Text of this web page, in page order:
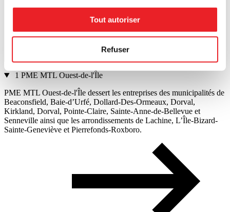
Tout autoriser
Refuser
1 PME MTL Ouest-de-l'Île
PME MTL Ouest-de-l'Île dessert les entreprises des municipalités de
Beaconsfield, Baie-d’Urfé, Dollard-Des-Ormeaux, Dorval,
Kirkland, Dorval, Pointe-Claire, Sainte-Anne-de-Bellevue et
Senneville ainsi que les arrondissements de Lachine, L’Île-Bizard-
Sainte-Geneviève et Pierrefonds-Roxboro.